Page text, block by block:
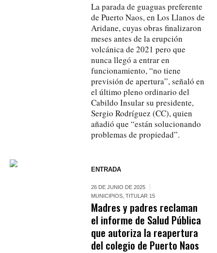
La parada de guaguas preferente
de Puerto Naos, en Los Llanos de
Aridane, cuyas obras finalizaron
meses antes de la erupción
volcánica de 2021 pero que
nunca llegó a entrar en
funcionamiento, “no tiene
previsión de apertura”, señaló en
el último pleno ordinario del
Cabildo Insular su presidente,
Sergio Rodríguez (CC), quien
añadió que “están solucionando
problemas de propiedad”.
ENTRADA
26 DE JUNIO DE 2025
MUNICIPIOS ,TITULAR 15
Madres y padres reclaman
el informe de Salud Pública
que autoriza la reapertura
del colegio de Puerto Naos